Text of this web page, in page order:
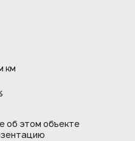
2 км км
об этом объекте